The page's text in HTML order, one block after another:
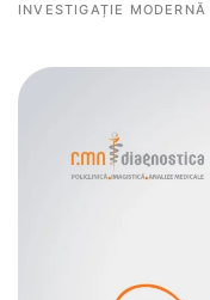
INVESTIGAȚIE